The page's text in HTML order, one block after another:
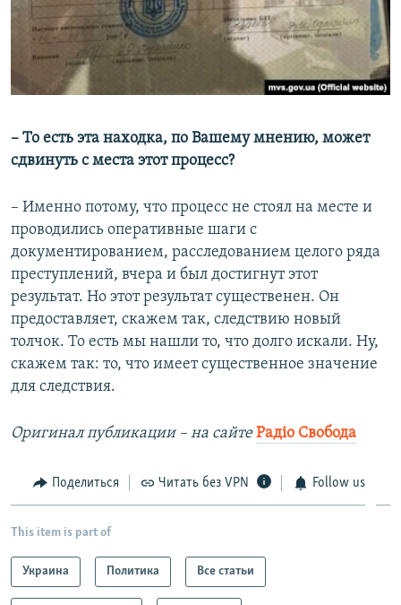
– То есть эта находка, по Вашему мнению, может
сдвинуть с места этот процесс?
– Именно потому, что процесс не стоял на месте и
проводились оперативные шаги с
документированием, расследованием целого ряда
преступлений, вчера и был достигнут этот
результат. Но этот результат существенен. Он
предоставляет, скажем так, следствию новый
толчок. То есть мы нашли то, что долго искали. Ну,
скажем так: то, что имеет существенное значение
для следствия.
Оригинал публикации – на сайте Радіо Свобода
Поделиться Читать без VPN Follow us
This item is part of
Украина Политика Все статьи